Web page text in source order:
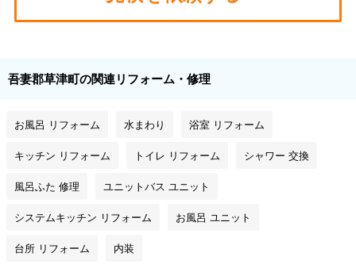
吾妻郡草津町の関連リフォーム・修理
お風呂 リフォーム 水まわり 浴室 リフォーム
キッチン リフォーム トイレ リフォーム シャワー 交換
風呂ふた 修理 ユニットバス ユニット
システムキッチン リフォーム お風呂 ユニット
台所 リフォーム 内装